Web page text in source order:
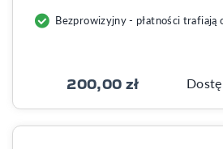
Bezprowizyjny - płatności trafiają
200,00 zł